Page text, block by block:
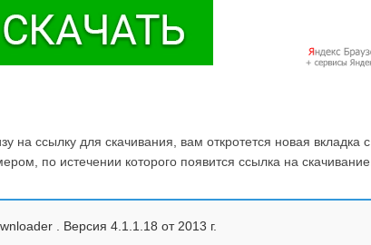
на ссылку для скачивания, вам откротется новая вкладка с
по истечении которого появится ссылка на скачивание.
. Версия 4.1.1.18 от 2013 г.